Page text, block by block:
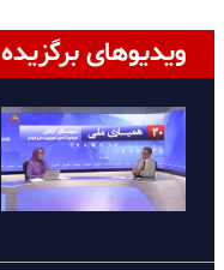
ویدیوهای برگزیده